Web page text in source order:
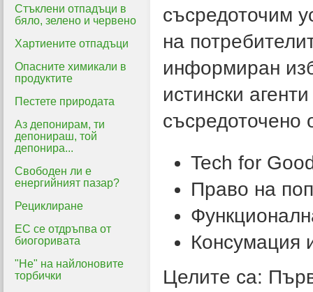
Стъклени отпадъци в
бяло, зелено и червено
Хартиените отпадъци
Опасните химикали в
продуктите
Пестете природата
Аз депонирам, ти
депонираш, той
депонира...
Свободен ли е
енергийният пазар?
Рециклиране
ЕС се отдръпва от
биогоривата
"Не" на найлоновите
торбички
съсредоточим
на
информиран
истински
съсредоточено
Tech for
Право на
Консумация
Целите са: